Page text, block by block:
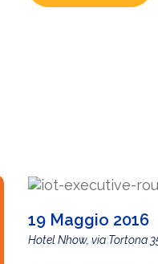
fattori: adottare
19 Maggio 2016
Hotel Nhow, via Tortona